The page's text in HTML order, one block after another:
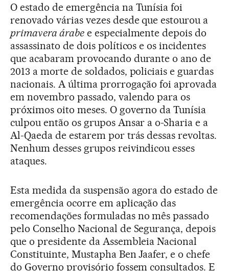
O estado de emergência na Tunísia foi
renovado várias vezes desde que estourou a
primavera árabee especialmente depois do
assassinato de dois políticos e os incidentes
que acabaram provocando durante o ano de
2013 a morte de soldados, policiais e guardas
nacionais. A última prorrogação foi aprovada
em novembro passado, valendo para os
próximos oito meses. O governo da Tunísia
culpou então os grupos Ansar a o-Sharia e a
Al-Qaeda de estarem por trás dessas revoltas.
Nenhum desses grupos reivindicou esses
ataques.
Esta medida da suspensão agora do estado de
emergência ocorre em aplicação das
recomendações formuladas no mês passado
pelo Conselho Nacional de Segurança, depois
que o presidente da Assembleia Nacional
Constituinte, Mustapha Ben Jaafer, e o chefe
do Governo provisório fossem consultados. E